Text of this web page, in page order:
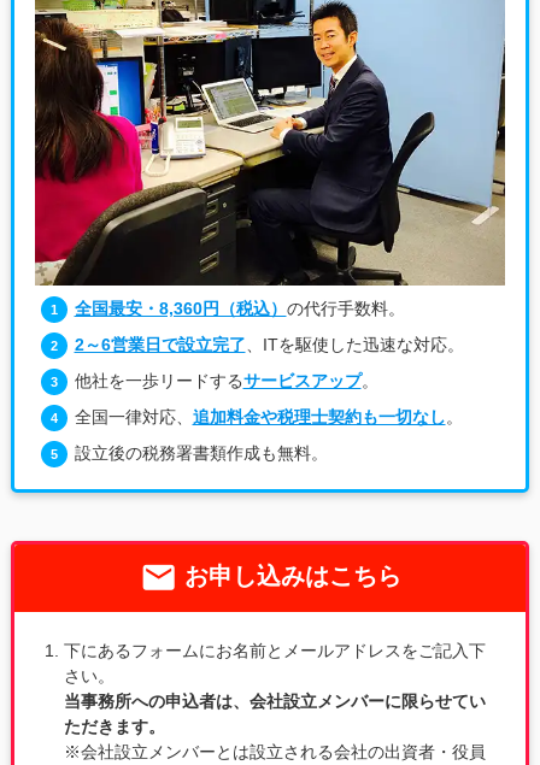
全国最安・8,360円（税込） の代行手数料。
2～6営業日で設立完了 、ITを駆使した迅速な対応。
他社を一歩リードするサービスアップ。
全国一律対応、 追加料金や税理士契約も一切なし。
設立後の税務署書類作成も無料。
email お申し込みはこちら
下にあるフォームにお名前とメールアドレスをご記入下
さい。
当事務所への申込者は、会社設立メンバーに限らせてい
ただきます。
※会社設立メンバーとは設立される会社の出資者・役員